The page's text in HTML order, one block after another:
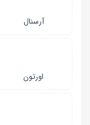
آرسنال
اورتون